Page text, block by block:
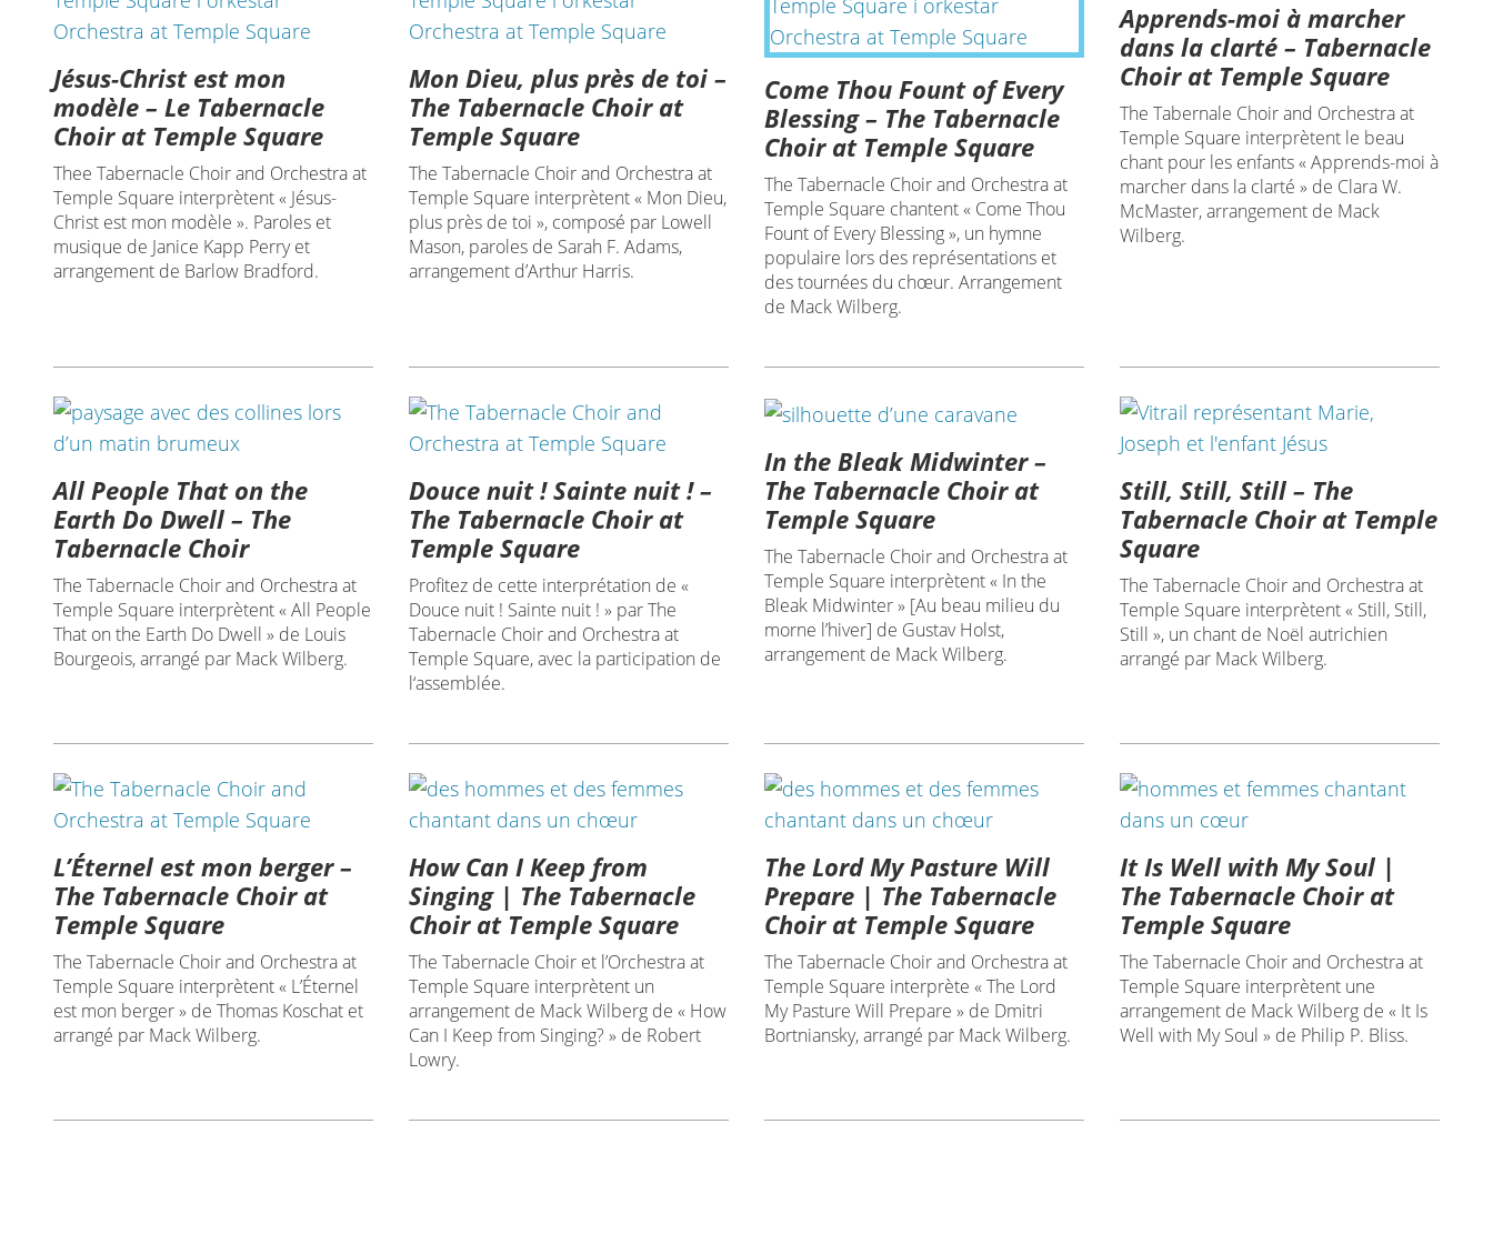
Jésus-Christ est mon
modèle – Le Tabernacle
Choir at Temple Square
Thee Tabernacle Choir and Orchestra at
Temple Square interprètent « Jésus-
Christ est mon modèle ». Paroles et
musique de Janice Kapp Perry et
arrangement de Barlow Bradford.
Mon Dieu, plus près de toi –
The Tabernacle Choir at
Temple Square
The Tabernacle Choir and Orchestra at
Temple Square interprètent « Mon Dieu,
plus près de toi », composé par Lowell
Mason, paroles de Sarah F. Adams,
arrangement d’Arthur Harris.
Come Thou Fount of Every
Blessing – The Tabernacle
Choir at Temple Square
The Tabernacle Choir and Orchestra at
Temple Square chantent « Come Thou
Fount of Every Blessing », un hymne
populaire lors des représentations et
des tournées du chœur. Arrangement
de Mack Wilberg.
Apprends-moi à marcher
dans la clarté – Tabernacle
Choir at Temple Square
The Tabernale Choir and Orchestra at
Temple Square interprètent le beau
chant pour les enfants « Apprends-moi à
marcher dans la clarté » de Clara W.
McMaster, arrangement de Mack
Wilberg.
All People That on the
Earth Do Dwell – The
Tabernacle Choir
The Tabernacle Choir and Orchestra at
Temple Square interprètent « All People
That on the Earth Do Dwell » de Louis
Bourgeois, arrangé par Mack Wilberg.
Douce nuit ! Sainte nuit ! –
The Tabernacle Choir at
Temple Square
Profitez de cette interprétation de «
Douce nuit ! Sainte nuit ! » par The
Tabernacle Choir and Orchestra at
Temple Square, avec la participation de
l‘assemblée.
In the Bleak Midwinter –
The Tabernacle Choir at
Temple Square
The Tabernacle Choir and Orchestra at
Temple Square interprètent « In the
Bleak Midwinter » [Au beau milieu du
morne l’hiver] de Gustav Holst,
arrangement de Mack Wilberg.
Still, Still, Still – The
Tabernacle Choir at Temple
Square
The Tabernacle Choir and Orchestra at
Temple Square interprètent « Still, Still,
Still », un chant de Noël autrichien
arrangé par Mack Wilberg.
L’Éternel est mon berger –
The Tabernacle Choir at
Temple Square
The Tabernacle Choir and Orchestra at
Temple Square interprètent « L’Éternel
est mon berger » de Thomas Koschat et
arrangé par Mack Wilberg.
How Can I Keep from
Singing | The Tabernacle
Choir at Temple Square
The Tabernacle Choir et l’Orchestra at
Temple Square interprètent un
arrangement de Mack Wilberg de « How
Can I Keep from Singing? » de Robert
Lowry.
The Lord My Pasture Will
Prepare | The Tabernacle
Choir at Temple Square
The Tabernacle Choir and Orchestra at
Temple Square interprète « The Lord
My Pasture Will Prepare » de Dmitri
Bortniansky, arrangé par Mack Wilberg.
It Is Well with My Soul |
The Tabernacle Choir at
Temple Square
The Tabernacle Choir and Orchestra at
Temple Square interprètent une
arrangement de Mack Wilberg de « It Is
Well with My Soul » de Philip P. Bliss.